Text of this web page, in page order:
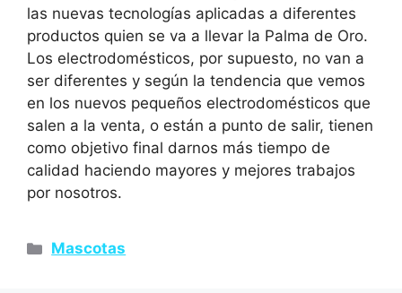
las nuevas tecnologías aplicadas a diferentes
productos quien se va a llevar la Palma de Oro.
Los electrodomésticos, por supuesto, no van a
ser diferentes y según la tendencia que vemos
en los nuevos pequeños electrodomésticos que
salen a la venta, o están a punto de salir, tienen
como objetivo final darnos más tiempo de
calidad haciendo mayores y mejores trabajos
por nosotros.
Mascotas